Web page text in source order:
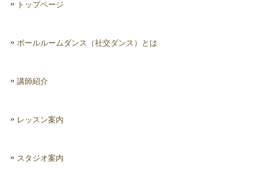
トップページ
ボールルームダンス（社交ダンス）とは
講師紹介
レッスン案内
スタジオ案内